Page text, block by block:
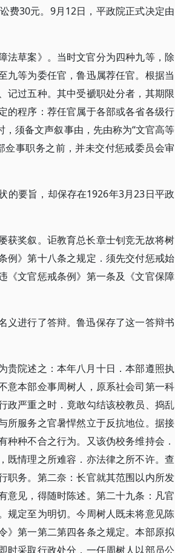
费30元。9月12日，平政院正式决定由
法草案》。当时文官分为四种九等，除
九等为委任官，鲁迅属荐任官。根据当
记过五种。其中受褫职处分者，其期限
的程序：荐任官属于各部或各省各级行
须备文声叙事由，先由称为“文官高等
事职务之前，并未交付惩戒委员会审
的要旨，却保存在1926年3月23日平政
获奖叙。讵教育总长章士钊竞无故将树
例》第十八条之规定．须先交付惩戒始
《文官惩戒条例》第一条及《文官保障
义进行了答辩。鲁迅保存了这一答辩书
贵院述之：本年八月十日．本部遵照执
意本部佥事周树人，原系社会司第一科
政严重之时．竟敢勾结该校教员、捣乱
所服务之官暑悍然立于反抗地位。据接
种不合之行为。又该伪校务维持会．
既情理之所难容．亦法律之所不许。查
职务。第二奈：长官就其范围以内所发
意见，得随时陈述。第二十九条：凡官
规定至为明切。今周树人既未将意见陈
》第一第二第四各条之规定。本部原拟
时采取行政处分，一任周树人以部员公